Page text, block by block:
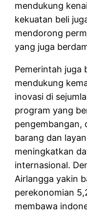
mendukung
kekuatan beli
mendorong
yang juga
Pemerintah juga
mendukung
inovasi di
program yang
pengembangan,
barang dan
meningkatkan
internasional.
Airlangga yakin
perekonomian
membawa